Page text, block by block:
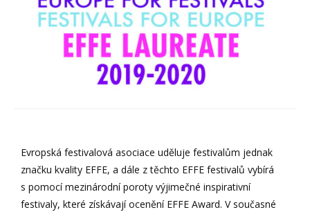
Evropská festivalová asociace uděluje festivalům jednak
značku kvality EFFE, a dále z těchto EFFE festivalů vybírá
s pomocí mezinárodní poroty výjimečné inspirativní
festivaly, které získávají ocenění EFFE Award. V současné